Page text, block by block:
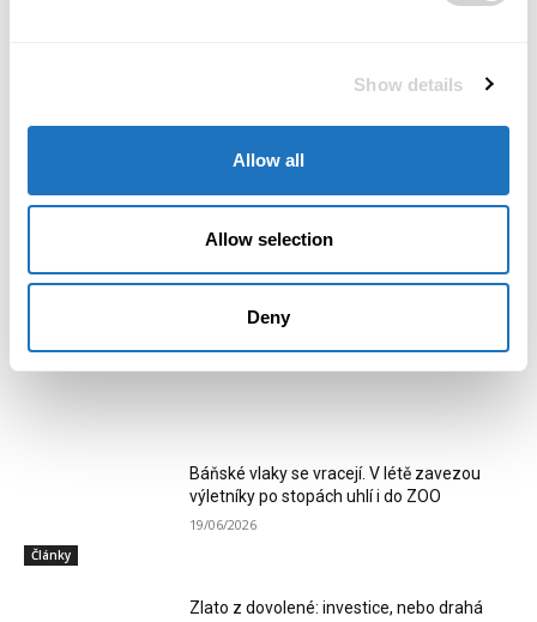
Show details
Allow all
Allow selection
Deny
Redakce POSITIV se zaměřuje na aktuální byznysové dění,
firemní zprávy, tiskové informace a novinky z prostředí
přehledné a ověřené informace o tématech, která formují
region i širší podnikatelské prostředí.
Články
Báňské vlaky se vracejí. V létě zavezou
výletníky po stopách uhlí i do ZOO
19/06/2026
Zlato z dovolené: investice, nebo drahá